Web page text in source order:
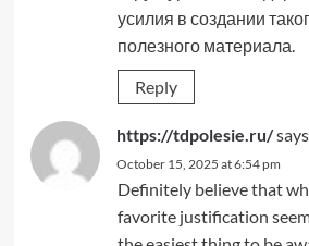
усилия в создании
полезного материала.
Reply
https://tdpolesie.ru/
October 15, 2025 at 6:54 pm
Definitely believe that
favorite justification